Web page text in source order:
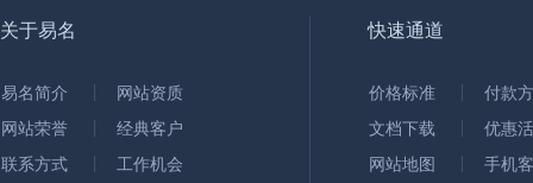
关于易名
易名简介
网站资质
网站荣誉
经典客户
联系方式
工作机会
快速通道
价格标准
付款
文档下载
优惠
网站地图
手机